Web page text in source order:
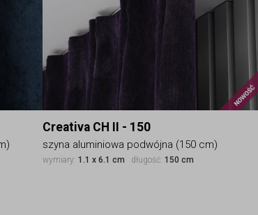
Creativa CH II - 150
szyna aluminiowa podwójna (150 cm)
wymiary: 1.1 x 6.1 cm długość: 150 cm